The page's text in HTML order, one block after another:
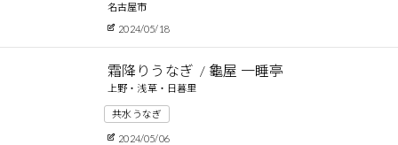
名古屋市
2024/05/18
霜降りうなぎ 龜屋 一睡亭
上野・浅草・日暮里
共水うなぎ
2024/05/06